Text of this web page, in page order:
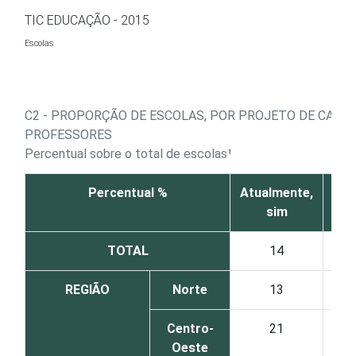
Ir para o conteúdo
TIC EDUCAÇÃO - 2015
Escolas
C2 - PROPORÇÃO DE ESCOLAS, POR PROJETO DE
PROFESSORES
Percentual sobre o total de escolas¹
Percentual %
Atualmente,
sim
TOTAL 14
REGIÃO Norte 13
Centro-
Oeste
21